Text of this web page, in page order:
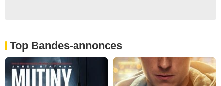
Top Bandes-annonces